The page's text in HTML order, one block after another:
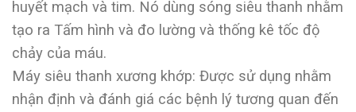
huyết mạch và tim. Nó dùng sóng siêu thanh nhằm
tạo ra Tấm hình và đo lường và thống kê tốc độ
chảy của máu.
Máy siêu thanh xương khớp: Được sử dụng nhằm
nhận định và đánh giá các bệnh lý tương quan đến